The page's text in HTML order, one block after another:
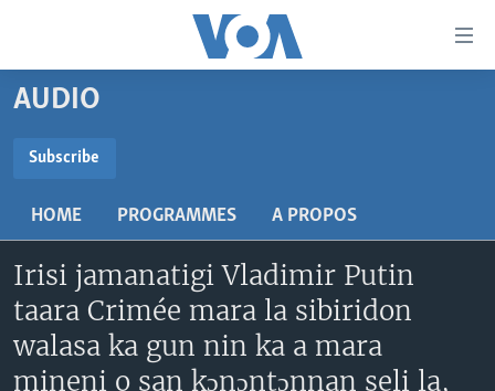
Menu
principal
navigation
principale
Retour
recherche
MALI KURA
RADIO
AN BA FO!
FARAFINA FOLI
Learning English
SUIVEZ-NOUS
AUDIO
Subscribe
HOME PROGRAMMES A PROPOS
Irisi jamanatigi Vladimir Putin
taara Crimée mara la sibiridon
walasa ka gun nin ka a mara
mineni o san kɔnɔntɔnnan seli la,